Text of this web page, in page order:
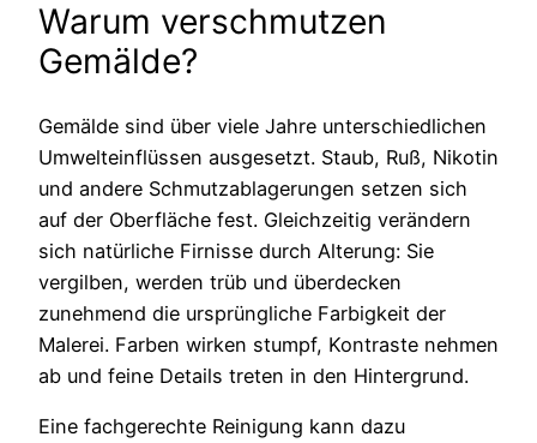
Warum verschmutzen
Gemälde?
Gemälde sind über viele Jahre unterschiedlichen
Umwelteinflüssen ausgesetzt. Staub, Ruß, Nikotin
und andere Schmutzablagerungen setzen sich
auf der Oberfläche fest. Gleichzeitig verändern
sich natürliche Firnisse durch Alterung: Sie
vergilben, werden trüb und überdecken
zunehmend die ursprüngliche Farbigkeit der
Malerei. Farben wirken stumpf, Kontraste nehmen
ab und feine Details treten in den Hintergrund.
Eine fachgerechte Reinigung kann dazu